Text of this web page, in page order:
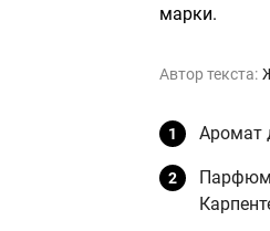
марки.
Автор текста:
Аромат
Парфюм